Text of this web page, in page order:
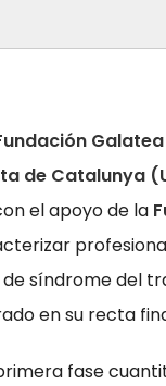
entra
de Catalunya
el apoyo de la
de síndrome del
en su recta
fase